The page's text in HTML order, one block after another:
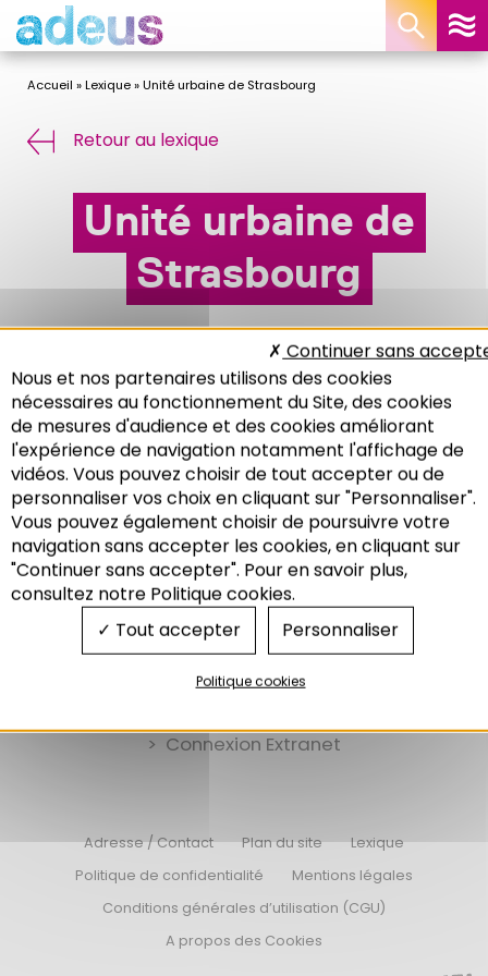
Recherche
Accueil »Lexique»Unité urbaine de Strasbourg
Retour au lexique
Unité urbaine de
Strasbourg
Correspond à l’agglomération au sens INSEE, qui
regroupe 16 des 27 communes de la Communauté
urbaine de Strasbourg (CUS).
Nos offres d’emplois
Connexion Extranet
Adresse / Contact Plan du site
Lexique
Politique de confidentialité
Mentions légales
Conditions générales d’utilisation (CGU)
A propos des Cookies
Panneau de gestion des cookies
Nous et nos partenaires utilisons des cookies
nécessaires au fonctionnement du Site, des cookies
de mesures d'audience et des cookies améliorant
l'expérience de navigation notamment l'affichage de
vidéos. Vous pouvez choisir de tout accepter ou de
personnaliser vos choix en cliquant sur "Personnaliser".
Vous pouvez également choisir de poursuivre votre
navigation sans accepter les cookies, en cliquant sur
"Continuer sans accepter". Pour en savoir plus,
consultez notre Politique cookies.
Tout accepter
Continuer sans
Personnaliser
Politique cookies